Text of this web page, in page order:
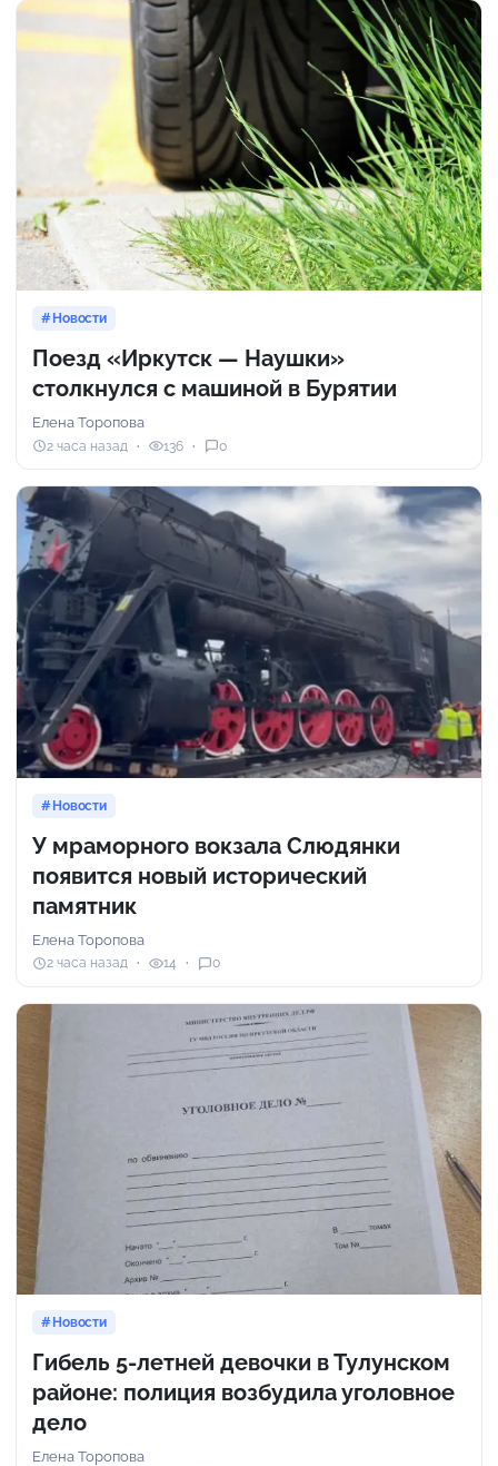
Новости
Поезд «Иркутск — Наушки»
столкнулся с машиной в Бурятии
Елена Торопова
2 часа назад 136 0
Новости
У мраморного вокзала Слюдянки
появится новый исторический
памятник
Елена Торопова
2 часа назад 14 0
Новости
Гибель 5-летней девочки в Тулунском
районе: полиция возбудила уголовное
дело
Елена Торопова